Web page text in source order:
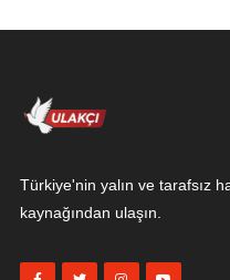
Türkiye'nin yalın ve tarafsız
kaynağından ulaşın.